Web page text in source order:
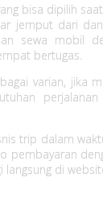
bisa dipilih
jemput dari
sewa mobil
bertugas.
varian, jika
trip dalam
langsung di